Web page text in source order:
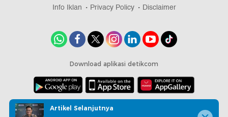
Info Iklan
Privacy Policy Disclaimer
Download aplikasi detikcom
Copyright @ 2026 detikcom, All right reserved
Artikel Selanjutnya